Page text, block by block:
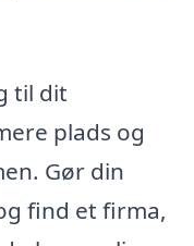
til dit
plads og
Gør din
find et firma,